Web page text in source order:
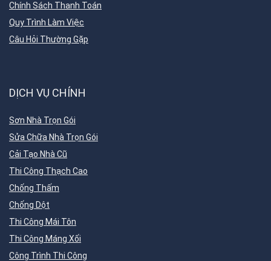
Chính Sách Thanh Toán
Quy Trình Làm Việc
Câu Hỏi Thường Gặp
DỊCH VỤ CHÍNH
Sơn Nhà Trọn Gói
Sửa Chữa Nhà Trọn Gói
Cải Tạo Nhà Cũ
Thi Công Thạch Cao
Chống Thấm
Chống Dột
Thi Công Mái Tôn
Thi Công Máng Xối
Công Trình Thi Công